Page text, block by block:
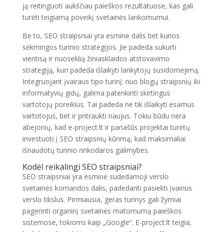
ją reitinguoti aukščiau paieškos rezultatuose, kas gali
turėti teigiamą poveikį svetainės lankomumui.
Be to, SEO straipsniai yra esminė dalis bet kurios
sėkmingos turinio strategijos. Jie padeda sukurti
vientisą ir nuoseklią žiniasklaidos atstovavimo
strategiją, kuri padeda išlaikyti lankytojų susidomėjimą.
Integruojant įvairaus tipo turinį: nuo blogų straipsnių iki
informatyvių gidų, galima patenkinti skirtingus
vartotojų poreikius. Tai padeda ne tik išlaikyti esamus
vartotojus, bet ir pritraukti naujus. Tokiu būdu nėra
abejonių, kad e-project.lt ir panašūs projektai turėtų
investuoti į SEO straipsnių kūrimą, kad maksimaliai
išnaudotų turinio rinkodaros galimybes.
Kodėl reikalingi SEO straipsniai?
SEO straipsniai yra esminė sudedamoji verslo
svetainės komandos dalis, padedanti pasiekti įvairius
verslo tikslus. Pirmiausia, geras turinys gali žymiai
pagerinti organinį svetainės matomumą paieškos
sistemose, tokioms kaip „Google“. E-project.lt teigia,